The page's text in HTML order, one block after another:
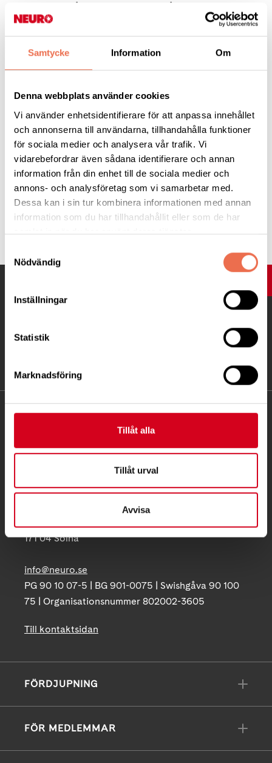
Samtycke Information Om
Denna webbplats använder cookies
Vi använder enhetsidentifierare för att anpassa innehållet
och annonserna till användarna, tillhandahålla funktioner
för sociala medier och analysera vår trafik. Vi
vidarebefordrar även sådana identifierare och annan
information från din enhet till de sociala medier och
annons- och analysföretag som vi samarbetar med.
Dessa kan i sin tur kombinera informationen med annan
information som du har tillhandahållit eller som de har
samlat in när du har använt deras tjänster.
Nödvändig
Inställningar
Statistik
Marknadsföring
Tillåt alla
Tillåt urval
Avvisa
Se nyhetsinslaget med Jimmy
Svt Gävleborg
Tipsa
KONTAKT
Ågatan 12 C, 172 62 Sundbyberg
08-677 70 10
171 04 Solna
info@neuro.se
PG 90 10 07-5 | BG 901-0075 | Swishgåva 90 100
75 | Organisationsnummer 802002-3605
Till kontaktsidan
FÖRDJUPNING
FÖR MEDLEMMAR